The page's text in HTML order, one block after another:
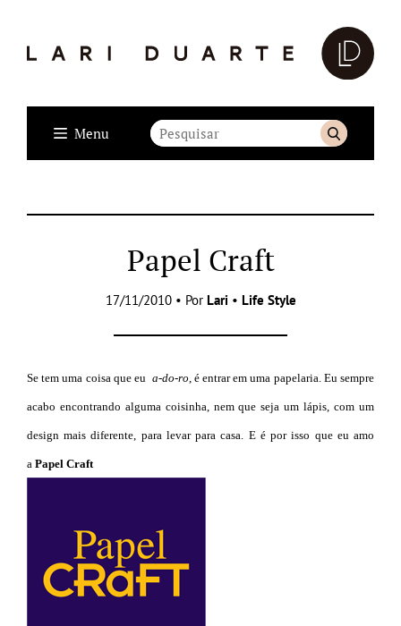
Menu
Papel Craft
17/11/2010 • Por Lari • Life Style
Se tem uma coisa que eu a-do-ro , é entrar em uma papelaria. Eu sempre
acabo encontrando alguma coisinha, nem que seja um lápis, com um
design mais diferente, para levar para casa. E é por isso que eu amo
a Papel Craft